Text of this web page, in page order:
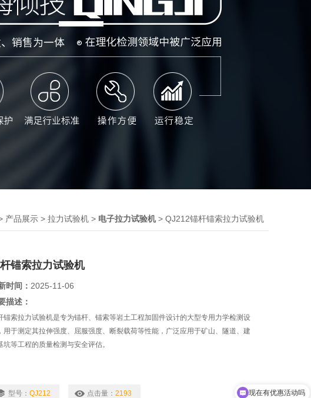
产品展示 > 拉力试验机 > 电子拉力试验机> QJ212锚杆锚索拉力试验机
锚索拉力试验机
时间： 2025-11-06
描述：
锚索拉力试验机是专为锚杆、锚索等岩土工程加固件设计的大型专用力学检测设
用于测定其拉伸强度、屈服强度、断裂载荷等性能，广泛应用于矿山、隧道、建
坑等工程的质量检测与安全评估。
型号： QJ212 点击量： 2193 现在有优惠活动吗